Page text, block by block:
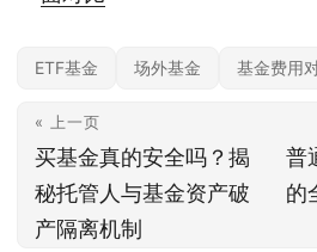
ETF基金 场外基金 基金费用
« 上一页
买基金真的安全吗？揭
秘托管人与基金资产破
产隔离机制
普
的